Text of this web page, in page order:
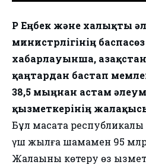
ҚР Еңбек және халықты
министрлігінің
хабарлауынша,
қаңтардан бастап
38,5 мыңнан астам
қызметкерінің
Бұл мақсатқа
үш жылға шамамен 95
Жалақыны көтеру өз